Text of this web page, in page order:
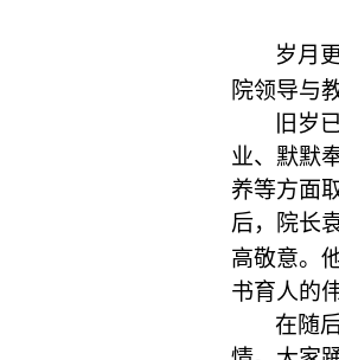
岁月
院领导与
旧岁
业、默默
养等方面
后，院长
高敬意。
书育人的
在随